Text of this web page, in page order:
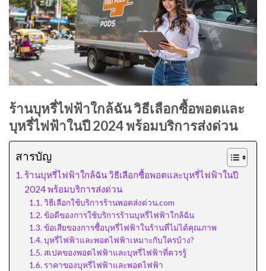
ร้านบุหรี่ไฟฟ้าใกล้ฉัน วิธีเลือกซื้อพอตและ
บุหรี่ไฟฟ้าในปี 2024 พร้อมบริการส่งด่วน
สารบัญ
ร้านบุหรี่ไฟฟ้าใกล้ฉัน วิธีเลือกซื้อพอตและบุหรี่ไฟฟ้าในปี
2024 พร้อมบริการส่งด่วน
วิธีเลือกใช้บริการร้านพอตส่งด่วน.com
ข้อดีของการใช้บริการร้านบุหรี่ไฟฟ้าใกล้ฉัน
ข้อเสียของการซื้อบุหรี่ไฟฟ้าในร้านที่ไม่ได้คุณภาพ
บุหรี่ไฟฟ้าและพอตไฟฟ้าเหมาะกับใครบ้าง?
สเปคของพอตไฟฟ้าและบุหรี่ไฟฟ้าที่ควรรู้
ราคาของบุหรี่ไฟฟ้าและพอตไฟฟ้า